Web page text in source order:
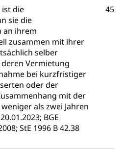
die
sie die
an ihrem
zusammen mit ihrer
selber
Vermietung
bei kurzfristiger
oder der
mit der
als zwei Jahren
BGE
StE 1996 B 42.38
45